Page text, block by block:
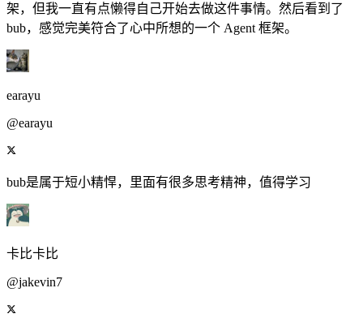
架，但我一直有点懒得自己开始去做这件事情。然后看到了
bub，感觉完美符合了心中所想的一个 Agent 框架。
earayu
@earayu
bub是属于短小精悍，里面有很多思考精神，值得学习
卡比卡比
@jakevin7